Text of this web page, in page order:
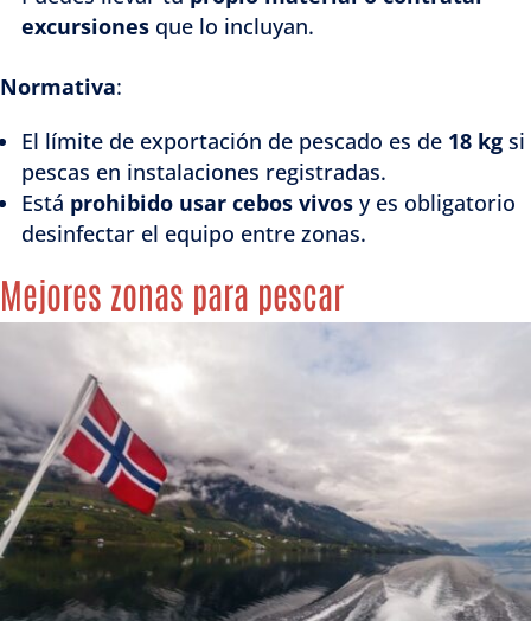
excursiones que lo incluyan.
Normativa:
El límite de exportación de pescado es de 18 kg si
pescas en instalaciones registradas.
Está prohibido usar cebos vivos y es obligatorio
desinfectar el equipo entre zonas.
Mejores zonas para pescar